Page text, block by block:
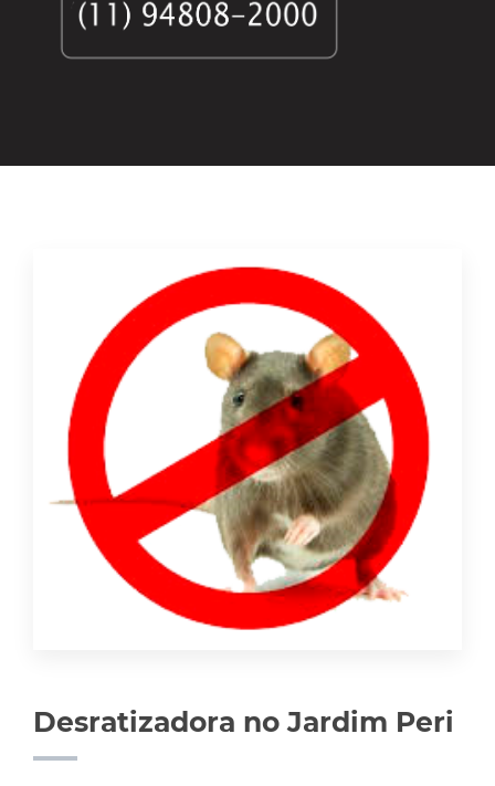
Desratizadora no Jardim Peri